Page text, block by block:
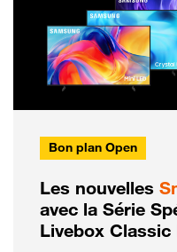
Bon plan Open
Les nouvelles
avec la Série
Livebox Classic